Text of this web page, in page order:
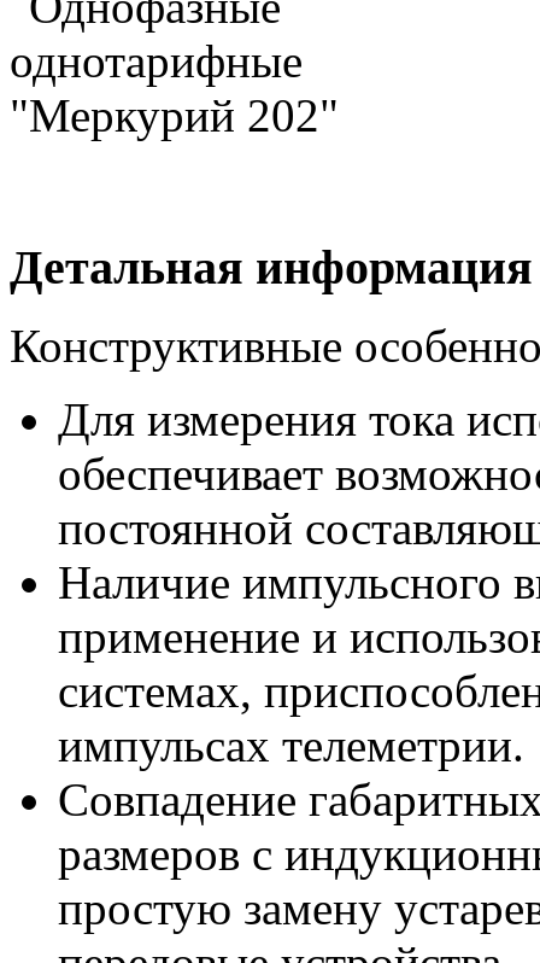
Детальная информация
Конструктивные
Для измерения тока
обеспечивает
постоянной
Наличие импульсного
применение и
системах,
импульсах телеметрии.
Совпадение
размеров с
простую замену